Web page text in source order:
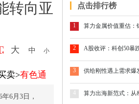
转向亚
大 中 小
卖>有色通
6月3日，
点击排行榜
1 算力金属价值重估：
2 A股收评：科创50暴
3 供给刚性遇上需求爆
4 算力出海新范式：从